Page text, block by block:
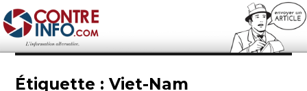
Contre-Info
Étiquette :Viet-Nam